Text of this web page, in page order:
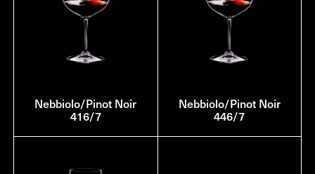
Nebbiolo/Pinot Noir
416/7
Nebbiolo/Pinot Noir
446/7